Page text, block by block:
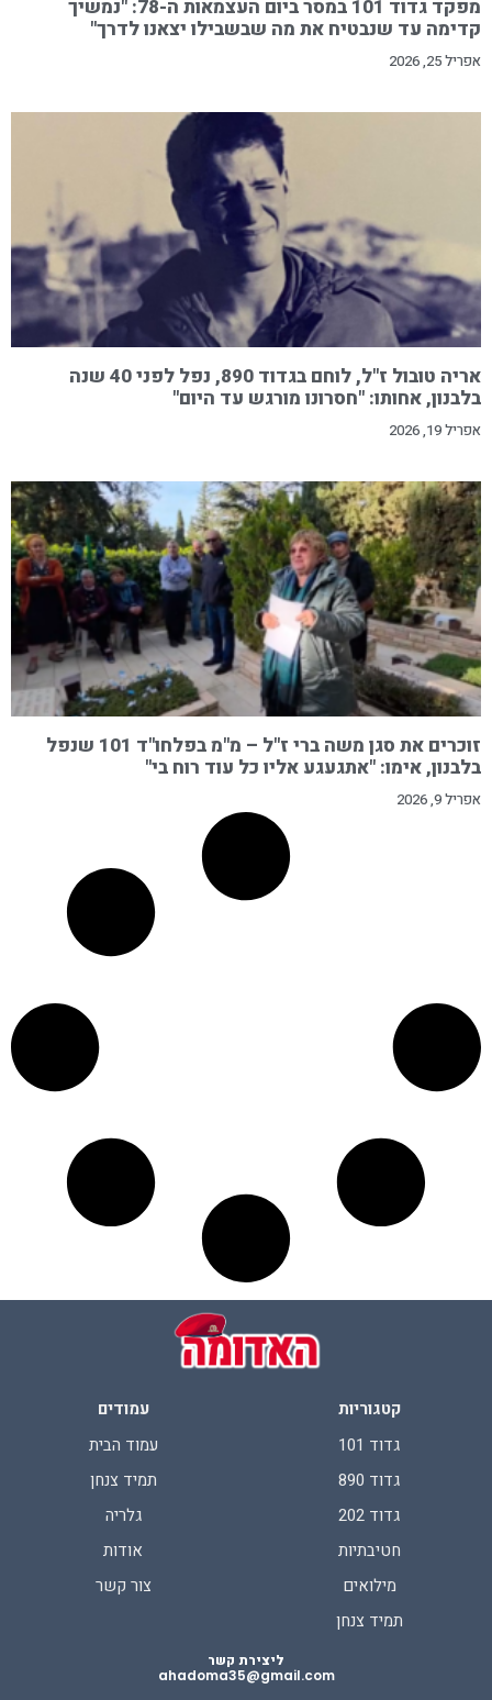
מפקד גדוד 101 במסר ביום העצמאות ה-78: "נמשיך
קדימה עד שנבטיח את מה שבשבילו יצאנו לדרך"
אפריל 25, 2026
אריה טובול ז"ל, לוחם בגדוד 890, נפל לפני 40 שנה
בלבנון, אחותו: "חסרונו מורגש עד היום"
אפריל 19, 2026
זוכרים את סגן משה ברי ז"ל – מ"מ בפלחו"ד 101 שנפל
בלבנון, אימו: "אתגעגע אליו כל עוד רוח בי"
אפריל 9, 2026
קטגוריות
גדוד 101
גדוד 890
גדוד 202
חטיבתיות
מילואים
תמיד צנחן
עמודים
עמוד הבית
תמיד צנחן
גלריה
אודות
צור קשר
ליצירת קשר
ahadoma35@gmail.com